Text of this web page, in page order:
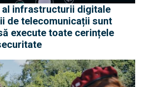
infrastructurii digitale
de telecomunicații sunt
execute toate cerințele